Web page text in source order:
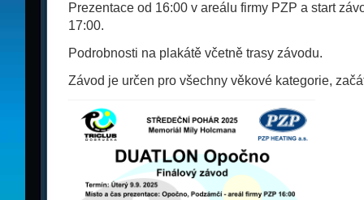
Prezentace od 16:00 v areálu firmy PZP a start
17:00.
Podrobnosti na plakátě včetně trasy závodu.
Závod je určen pro všechny věkové kategorie,